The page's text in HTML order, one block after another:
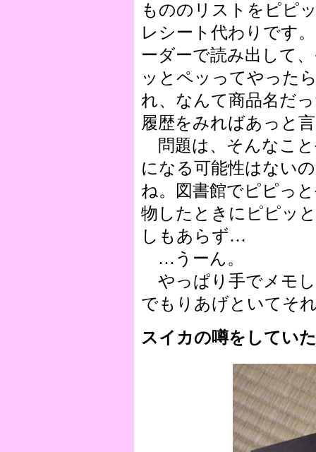
もののリストをピピ
レシート代わりです
ーダーで読み出して
ッとペッってやった
れ、なんて商品名だ
履歴をみればあっと
問題は、そんなこ
になる可能性はない
ね。図書館でピピっ
物したときにピピッ
しもあらず…
…うーん。
やっぱり手でメモ
でもりあげといてそ
スイカの噂をしてい